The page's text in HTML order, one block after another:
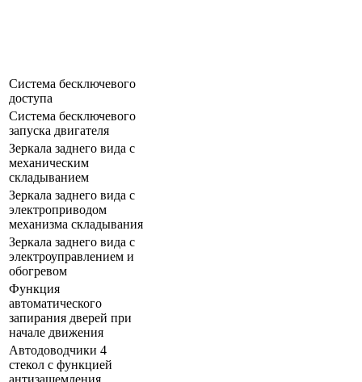
Система бесключевого
доступа
Система бесключевого
запуска двигателя
Зеркала заднего вида с
механическим
складыванием
Зеркала заднего вида с
электроприводом
механизма складывания
Зеркала заднего вида с
электроуправлением и
обогревом
Функция
автоматического
запирания дверей при
начале движения
Автодоводчики 4
стекол с функцией